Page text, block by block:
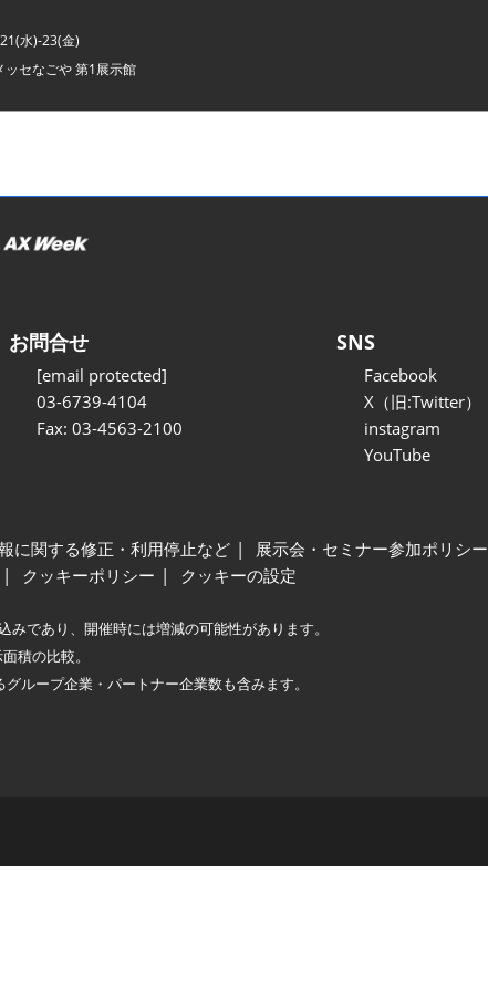
水)-23(金)
ッセなごや 第1展示館
お問合せ
[email protected]
03-6739-4104
Fax: 03-4563-2100
SNS
Facebook
X（旧:Twitter）
instagram
YouTube
に関する修正・利用停止など 展示会・セミナー参加ポリシー
クッキーポリシー クッキーの設定
であり、開催時には増減の可能性があります。
積の比較。
ループ企業・パートナー企業数も含みます。